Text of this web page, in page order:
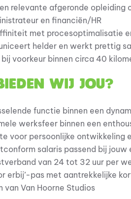
relevante afgeronde opleiding
en financiën/HR
met procesoptimalisatie
helder en werkt prettig
bij voorkeur binnen circa 40
wij jou?
functie binnen een
werksfeer binnen een
voor persoonlijke ontwikkeling
salaris passend bij jouw
van 24 tot 32 uur per
erbij’-pas met aantrekkelijke
Van Hoorne Studios